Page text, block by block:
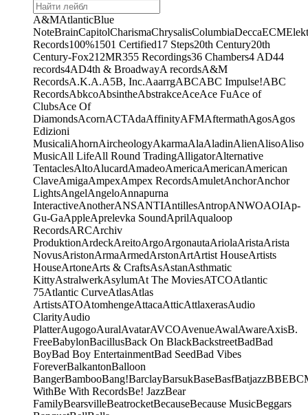
A&MAtlanticBlue
NoteBrainCapitolCharismaChrysalisColumbiaDeccaECM
Records100%1501 Certified17 Steps20th Century20th
Century-Fox21 2MR355 Recordings36 Chambers4 AD44
records4AD4th & BroadwayA recordsA&M
RecordsA.K.A.A5B, Inc.AaarrgABCABC Impulse!ABC
RecordsAbkcoAbsintheAbstrakceAceAce FuAce of
ClubsAce Of
DiamondsAcornACTAdaAffinityAFMAftermathAgosAgos
Edizioni
MusicaliAhornAircheologyAkarmaAlaAladinAlienAlisoAliso
MusicAll LifeAll Round TradingAlligatorAlternative
TentaclesAltoAlucardAmadeoAmericaAmericanAmerican
ClaveAmigaAmpexAmpex RecordsAmuletAnchorAnchor
LightsAngelAngeloAnnapurna
InteractiveAnotherANSANTIAntillesAntropANWOAOIAp-
Gu-GaAppleAprelevka SoundAprilAqualoop
RecordsARCArchiv
ProduktionArdeckAreitoArgoArgonautaAriolaAristaArista
NovusAristonArmaArmedArstonArtArtist HouseArtists
HouseArtoneArts & CraftsAsAstanAsthmatic
KittyAstralwerkAsylumAt The MoviesATCOAtlantic
75Atlantic CurveAtlasAtlas
ArtistsATOAtomhengeAttacaAtticAttlaxerasAudio
ClarityAudio
PlatterAugogoAuralAvatarAVCOAvenueAwalAwareAxisB.
FreeBabylonBacillusBack On BlackBackstreetBadBad
BoyBad Boy EntertainmentBad SeedBad Vibes
ForeverBalkantonBalloon
BangerBambooBang!BarclayBarsukBaseBasfBatjazzBBE
WithBe With RecordsBe! JazzBear
FamilyBearsvilleBeatrocketBecauseBecause MusicBeggars